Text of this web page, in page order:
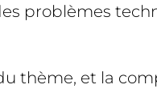
problèmes
thème, et la